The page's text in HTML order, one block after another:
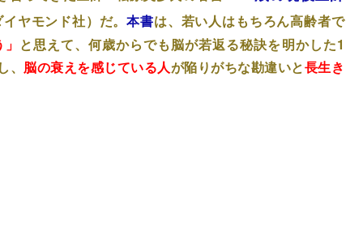
イヤモンド社）だ。本書は、若い人はもちろん高齢者で
と思えて、何歳からでも脳が若返る秘訣を明かした1
脳の衰えを感じている人が陥りがちな勘違いと長生き